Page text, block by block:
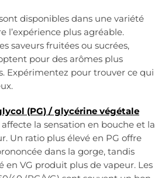
disponibles dans une variété
l’expérience plus agréable.
saveurs fruitées ou sucrées,
pour des arômes plus
Expérimentez pour trouver ce qui
(PG) / glycérine végétale
la sensation en bouche et la
Un ratio plus élevé en PG offre
dans la gorge, tandis
en VG produit plus de vapeur. Les